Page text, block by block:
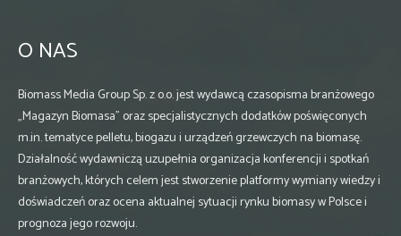
O NAS
Biomass Media Group Sp. z o.o. jest wydawcą czasopisma branżowego
„Magazyn Biomasa” oraz specjalistycznych dodatków poświęconych
m.in. tematyce pelletu, biogazu i urządzeń grzewczych na biomasę.
Działalność wydawniczą uzupełnia organizacja konferencji i spotkań
branżowych, których celem jest stworzenie platformy wymiany wiedzy i
doświadczeń oraz ocena aktualnej sytuacji rynku biomasy w Polsce i
prognoza jego rozwoju.